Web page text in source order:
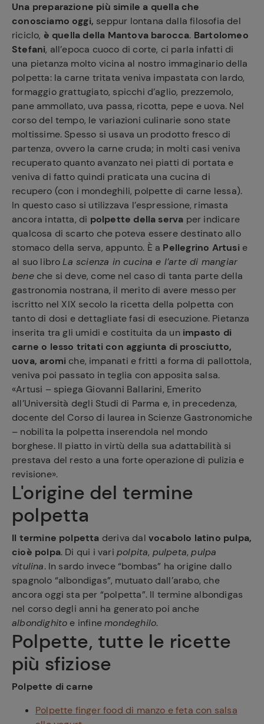
Una preparazione più simile a quella che
conosciamo oggi, seppur lontana dalla filosofia del
riciclo, è quella della Mantova barocca. Bartolomeo
Stefani, all’epoca cuoco di corte, ci parla infatti di
una pietanza molto vicina al nostro immaginario della
polpetta: la carne tritata veniva impastata con lardo,
formaggio grattugiato, spicchi d’aglio, prezzemolo,
pane ammollato, uva passa, ricotta, pepe e uova. Nel
corso del tempo, le variazioni culinarie sono state
moltissime. Spesso si usava un prodotto fresco di
partenza, ovvero la carne cruda; in molti casi veniva
recuperato quanto avanzato nei piatti di portata e
veniva di fatto quindi praticata una cucina di
recupero (con i mondeghili, polpette di carne lessa).
In questo caso si utilizzava l’espressione, rimasta
ancora intatta, di polpette della serva per indicare
qualcosa di scarto che poteva essere destinato allo
stomaco della serva, appunto. È a Pellegrino Artusie
al suo libroLa scienza in cucina e l’arte di mangiar
beneche si deve, come nel caso di tanta parte della
gastronomia nostrana, il merito di avere messo per
iscritto nel XIX secolo la ricetta della polpetta con
tanto di dosi e dettagliate fasi di esecuzione. Pietanza
inserita tra gli umidi e costituita da un impasto di
carne o lesso tritati con aggiunta di prosciutto,
uova, aromi che, impanati e fritti a forma di pallottola,
veniva poi passato in teglia con apposita salsa.
«Artusi – spiega Giovanni Ballarini, Emerito
all’Università degli Studi di Parma e, in precedenza,
docente del Corso di laurea in Scienze Gastronomiche
– nobilita la polpetta inserendola nel mondo
borghese. Il piatto in virtù della sua adattabilità si
prestava del resto a una forte operazione di pulizia e
revisione».
L'origine del termine
polpetta
Il termine polpetta deriva dal vocabolo latino pulpa,
cioè polpa. Di qui i vari polpita, pulpeta,pulpa
vitulina. In sardo invece “bombas” ha origine dallo
spagnolo “albondigas”, mutuato dall’arabo, che
ancora oggi sta per “polpetta”. Il termine albondigas
nel corso degli anni ha generato poi anche
albondighito e infinemondeghilo.
Polpette, tutte le ricette
più sfiziose
Polpette di carne
Polpette finger food di manzo e feta con salsa